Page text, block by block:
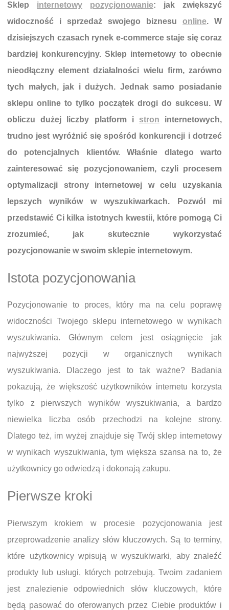
Sklep internetowy pozycjonowanie: jak zwiększyć
widoczność i sprzedaż swojego biznesu online. W
dzisiejszych czasach rynek e-commerce staje się coraz
bardziej konkurencyjny. Sklep internetowy to obecnie
nieodłączny element działalności wielu firm, zarówno
tych małych, jak i dużych. Jednak samo posiadanie
sklepu online to tylko początek drogi do sukcesu. W
obliczu dużej liczby platform i stron internetowych,
trudno jest wyróżnić się spośród konkurencji i dotrzeć
do potencjalnych klientów. Właśnie dlatego warto
zainteresować się pozycjonowaniem, czyli procesem
optymalizacji strony internetowej w celu uzyskania
lepszych wyników w wyszukiwarkach. Pozwól mi
przedstawić Ci kilka istotnych kwestii, które pomogą Ci
zrozumieć, jak skutecznie wykorzystać
pozycjonowanie w swoim sklepie internetowym.
Istota pozycjonowania
Pozycjonowanie to proces, który ma na celu poprawę
widoczności Twojego sklepu internetowego w wynikach
wyszukiwania. Głównym celem jest osiągnięcie jak
najwyższej pozycji w organicznych wynikach
wyszukiwania. Dlaczego jest to tak ważne? Badania
pokazują, że większość użytkowników internetu korzysta
tylko z pierwszych wyników wyszukiwania, a bardzo
niewielka liczba osób przechodzi na kolejne strony.
Dlatego też, im wyżej znajduje się Twój sklep internetowy
w wynikach wyszukiwania, tym większa szansa na to, że
użytkownicy go odwiedzą i dokonają zakupu.
Pierwsze kroki
Pierwszym krokiem w procesie pozycjonowania jest
przeprowadzenie analizy słów kluczowych. Są to terminy,
które użytkownicy wpisują w wyszukiwarki, aby znaleźć
produkty lub usługi, których potrzebują. Twoim zadaniem
jest znalezienie odpowiednich słów kluczowych, które
będą pasować do oferowanych przez Ciebie produktów i